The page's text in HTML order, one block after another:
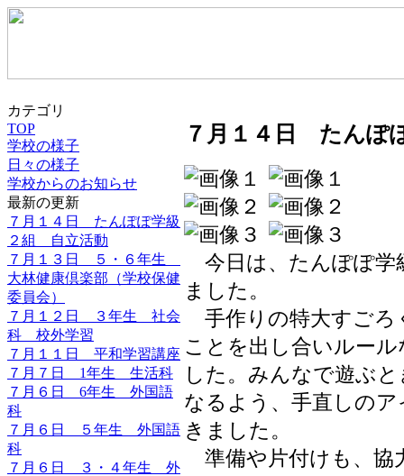
カテゴリ
TOP
学校の様子
日々の様子
学校からのお知らせ
最新の更新
７月１４日 たんぽぽ学級
２組 自立活動
７月１３日 ５・６年生
大林健康倶楽部（学校保健
委員会）
７月１２日 ３年生 社会
科 校外学習
７月１１日 平和学習講座
７月７日 1年生 生活科
７月６日 6年生 外国語
科
７月６日 ５年生 外国語
科
７月６日 ３・４年生 外
７月１４日 たんぽ
今日は、たんぽぽ学
ました。
手作りの特大すごろ
ことを出し合いルー
した。みんなで遊ぶ
なるよう、手直しの
きました。
準備や片付けも、協